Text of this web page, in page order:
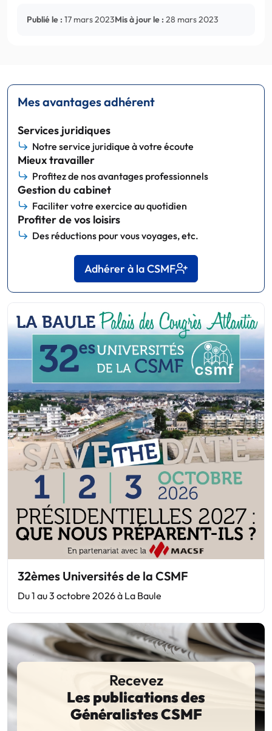
Publié le : 17 mars 2023Mis à jour le : 28 mars 2023
Mes avantages adhérent
Services juridiques
Notre service juridique à votre écoute
Mieux travailler
Profitez de nos avantages professionnels
Gestion du cabinet
Faciliter votre exercice au quotidien
Profiter de vos loisirs
Des réductions pour vous voyages, etc.
Adhérer à la CSMF
32èmes Universités de la CSMF
Du 1 au 3 octobre 2026 à La Baule
Recevez
Les publications des
Généralistes CSMF